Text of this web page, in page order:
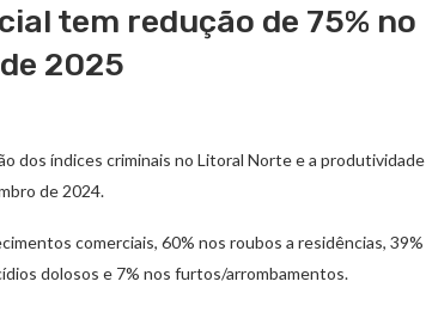
tem redução de 75% no
2025
dos índices criminais no Litoral Norte e a produtividade
de 2024.
comerciais, 60% nos roubos a residências, 39%
dolosos e 7% nos furtos/arrombamentos.